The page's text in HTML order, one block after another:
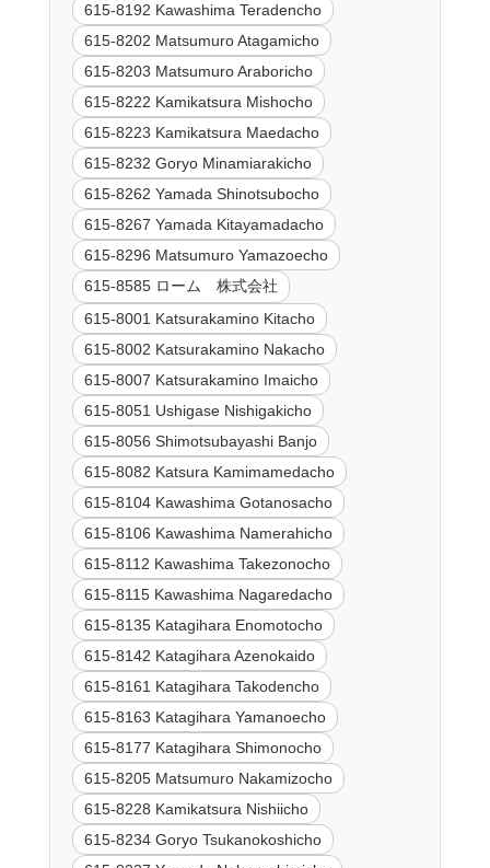
615-8192 Kawashima Teradencho
615-8202 Matsumuro Atagamicho
615-8203 Matsumuro Araboricho
615-8222 Kamikatsura Mishocho
615-8223 Kamikatsura Maedacho
615-8232 Goryo Minamiarakicho
615-8262 Yamada Shinotsubocho
615-8267 Yamada Kitayamadacho
615-8296 Matsumuro Yamazoecho
615-8585 ローム 株式会社
615-8001 Katsurakamino Kitacho
615-8002 Katsurakamino Nakacho
615-8007 Katsurakamino Imaicho
615-8051 Ushigase Nishigakicho
615-8056 Shimotsubayashi Banjo
615-8082 Katsura Kamimamedacho
615-8104 Kawashima Gotanosacho
615-8106 Kawashima Namerahicho
615-8112 Kawashima Takezonocho
615-8115 Kawashima Nagaredacho
615-8135 Katagihara Enomotocho
615-8142 Katagihara Azenokaido
615-8161 Katagihara Takodencho
615-8163 Katagihara Yamanoecho
615-8177 Katagihara Shimonocho
615-8205 Matsumuro Nakamizocho
615-8228 Kamikatsura Nishiicho
615-8234 Goryo Tsukanokoshicho